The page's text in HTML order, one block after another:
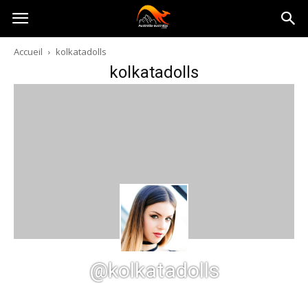
Australia-
australie.com
Accueil kolkatadolls
kolkatadolls
@kolkatadolls